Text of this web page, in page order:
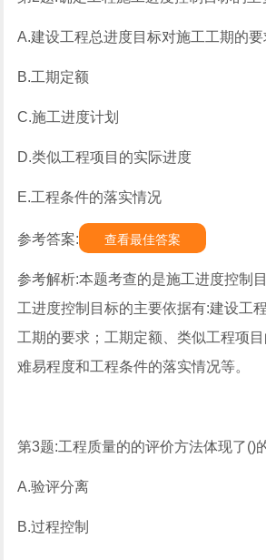
A.建设工程总进度目标对施工工期的要
B.工期定额
C.施工进度计划
D.类似工程项目的实际进度
E.工程条件的落实情况
参考答案: 查看最佳答案
参考解析:本题考查的是施工进度控制
工进度控制目标的主要依据有:建设工
工期的要求；工期定额、类似工程项
难易程度和工程条件的落实情况等。
第3题:工程质量的的评价方法体现了()
A.验评分离
B.过程控制